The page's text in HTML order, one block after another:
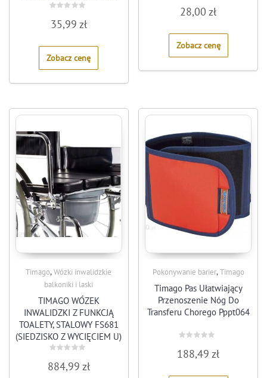
0
out
5
35,99 zł
Zobacz cenę
0
out
5
28,00zł
Zobacz cenę
Timago,Wózki inwalidzkie
balkoniki i laski
TIMAGO WÓZEK
INWALIDZKI Z FUNKCJĄ
TOALETY, STALOWY FS681
(SIEDZISKO Z WYCIĘCIEM U)
0
884,99 zł
Pokonywanie barier,Timago
Timago Pas Ułatwiający
Przenoszenie Nóg Do
Transferu Chorego Pppt064
0
5
188,49zł